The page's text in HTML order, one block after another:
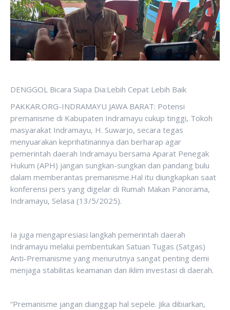
DENGGOL Bicara Siapa Dia:Lebih Cepat Lebih Baik
PAKKAR.ORG-INDRAMAYU JAWA BARAT: Potensi
premanisme di Kabupaten Indramayu cukup tinggi, Tokoh
masyarakat Indramayu, H. Suwarjo, secara tegas
menyuarakan keprihatinannya dan berharap agar
pemerintah daerah Indramayu bersama Aparat Penegak
Hukum (APH) jangan sungkan-sungkan dan pandang bulu
dalam memberantas premanisme.Hal itu diungkapkan saat
konferensi pers yang digelar di Rumah Makan Panorama,
Indramayu, Selasa (13/5/2025).
Ia juga mengapresiasi langkah pemerintah daerah
Indramayu melalui pembentukan Satuan Tugas (Satgas)
Anti-Premanisme yang menurutnya sangat penting demi
menjaga stabilitas keamanan dan iklim investasi di daerah.
“Premanisme jangan dianggap hal sepele. Jika dibiarkan,